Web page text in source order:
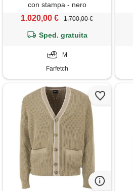
con stampa - nero
1.020,00 € 1.700,00 €
Sped. gratuita
M
Farfetch